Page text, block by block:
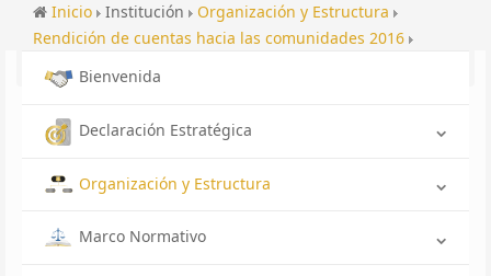
Inicio Institución
Organización y Estructura
Rendición de cuentas hacia las comunidades 2016
Bienvenida
Declaración Estratégica
Organización y Estructura
Marco Normativo